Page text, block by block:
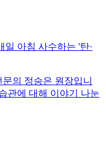
일 아침 사수하는 '탄·
의 정승은 원장입니
관에 대해 이야기 나눈